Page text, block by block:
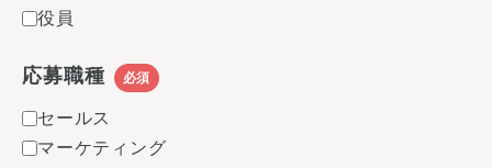
役員
応募職種 必須
セールス
マーケティング